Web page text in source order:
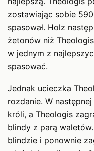
zostawiając sobie
spasował. Holz
żetonów niż
w jednym z
spasować.
Jednak ucieczka
rozdanie. W
króli, a Theologis
blindy z parą
blindzie i ponownie